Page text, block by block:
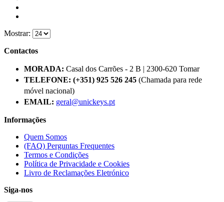
Mostrar:
Contactos
MORADA: Casal dos Carrões - 2 B | 2300-620 Tomar
TELEFONE: (+351) 925 526 245 (Chamada para rede
móvel nacional)
EMAIL: geral@unickeys.pt
Informações
Quem Somos
(FAQ) Perguntas Frequentes
Termos e Condições
Política de Privacidade e Cookies
Livro de Reclamações Eletrónico
Siga-nos